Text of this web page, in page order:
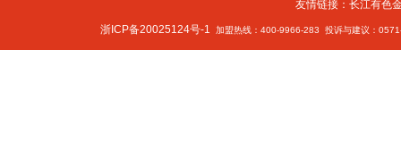
友情链接： 长江有色
浙ICP备20025124号-1 加盟热线：400-9966-283 投诉与建议：